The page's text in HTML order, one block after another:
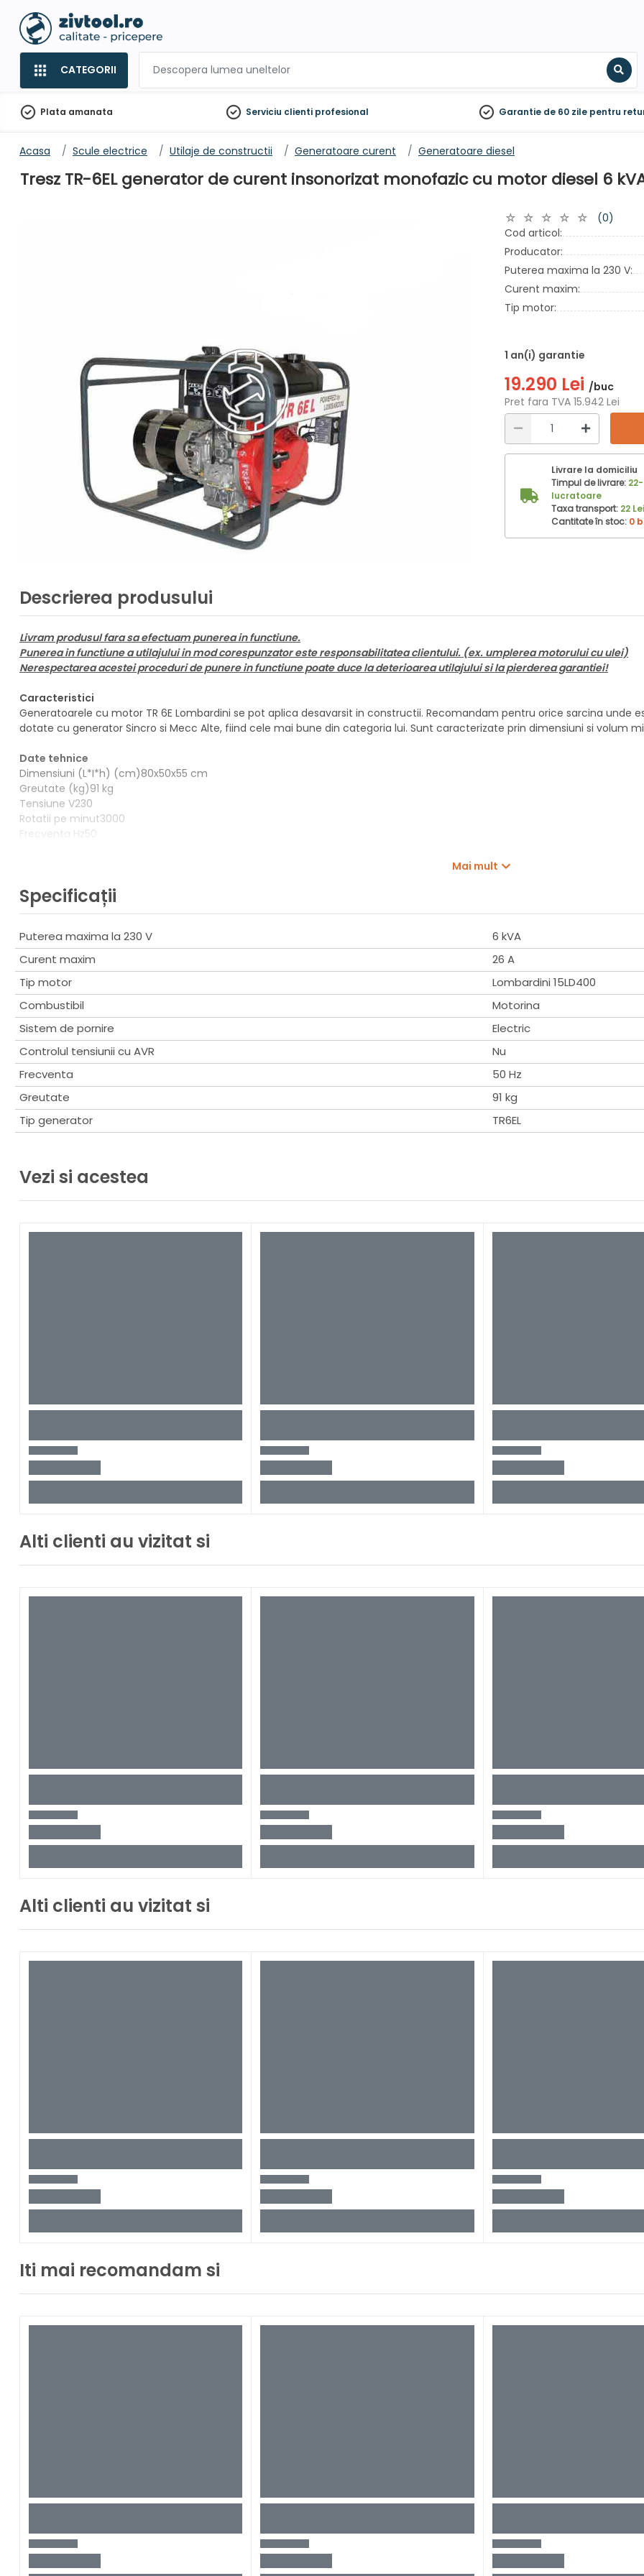
CATEGORII
Plata amanata Serviciu clienti profesional Garantie de 60 zile pentru
Acasa Scule electrice Utilaje de constructii Generatoare curent Generatoare diesel
Tresz TR-6EL generator de curent insonorizat monofazic cu motor diesel 6
(0)
Cod articol:
Producator:
Puterea maxima la 230 V:
Curent maxim:
Tip motor:
1 an(i) garantie
19.290 Lei /buc
Pret fara TVA 15.942 Lei
Livrare la domiciliu
Timpul de livrare:
lucratoare
Taxa transport: 22 Lei
Cantitate în stoc: 0
Descrierea produsului
Livram produsul fara sa efectuam punerea in functiune.
Punerea in functiune a utilajului in mod corespunzator este responsabilitatea clientului. (ex. umplerea motorului cu ulei)
Nerespectarea acestei proceduri de punere in functiune poate duce la deterioarea utilajului si la pierderea garantiei!
Caracteristici
Generatoarele cu motor TR 6E Lombardini se pot aplica desavarsit in constructii. Recomandam pentru orice sarcina unde
dotate cu generator Sincro si Mecc Alte, fiind cele mai bune din categoria lui. Sunt caracterizate prin dimensiuni si volum
Date tehnice
Dimensiuni (L*I*h) (cm)80x50x55 cm
Greutate (kg)91 kg
Tensiune V230
Rotatii pe minut3000
Frecventa Hz50
Putere monofazic kVA6
Volum rezervor l5
Articole asociate
Generator curent pentru casa
Ghid esential pentru zilele in care reteaua electrica decide sa ia
Citește mai mult
Mai mult
Specificații
Puterea maxima la 230 V
6 kVA
Curent maxim
26 A
Tip motor
Lombardini 15LD400
Combustibil
Motorina
Sistem de pornire
Electric
Controlul tensiunii cu AVR
Nu
Frecventa
50 Hz
Greutate
91 kg
Tip generator
TR6EL
Vezi si acestea
Alti clienti au vizitat si
Alti clienti au vizitat si
Iti mai recomandam si